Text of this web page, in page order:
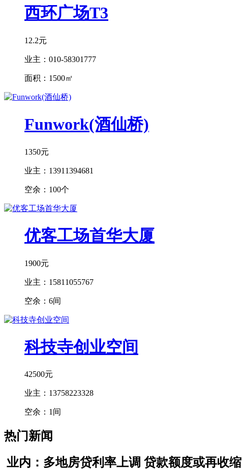
西环广场T3
12.2元
业主： 010-58301777
面积： 1500㎡
Funwork(酒仙桥)
1350元
业主： 13911394681
空余： 100个
优客工场首华大厦
1900元
业主： 15811055767
空余： 6间
科技寺创业空间
42500元
业主： 13758223328
空余： 1间
热门新闻
业内：多地房贷利率上调 贷款额度或再收缩